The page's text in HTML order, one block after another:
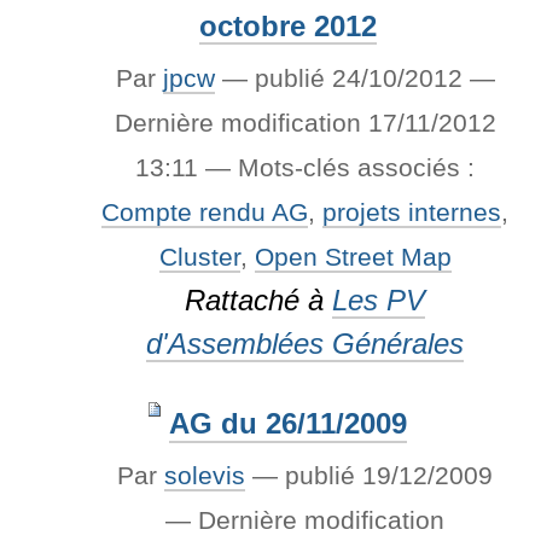
octobre 2012
Par jpcw — publié 24/10/2012 —
Dernière modification 17/11/2012
13:11— Mots-clés associés :
Compte rendu AG, projets internes,
Cluster, Open Street Map
Rattaché à Les PV
d'Assemblées Générales
AG du 26/11/2009
Parsolevis — publié 19/12/2009
— Dernière modification